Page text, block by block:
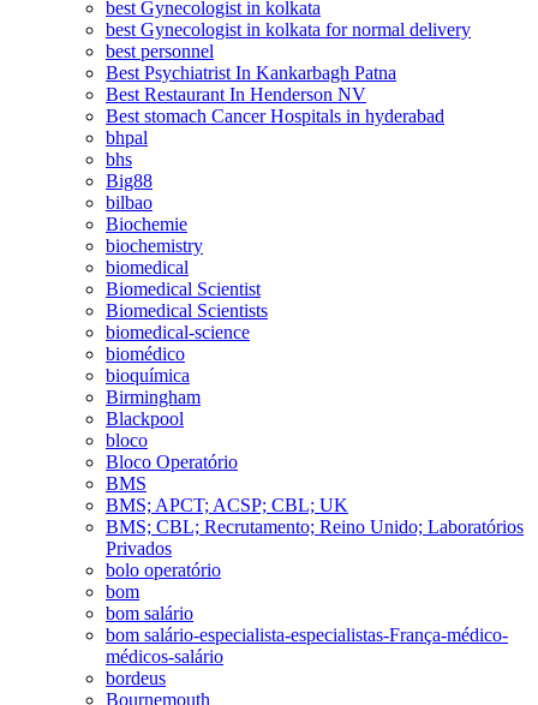
best Gynecologist in kolkata
best Gynecologist in kolkata for normal delivery
best personnel
Best Psychiatrist In Kankarbagh Patna
Best Restaurant In Henderson NV
Best stomach Cancer Hospitals in hyderabad
bhpal
bhs
Big88
bilbao
Biochemie
biochemistry
biomedical
Biomedical Scientist
Biomedical Scientists
biomedical-science
biomédico
bioquímica
Birmingham
Blackpool
bloco
Bloco Operatório
BMS
BMS; APCT; ACSP; CBL; UK
BMS; CBL; Recrutamento; Reino Unido; Laboratórios
Privados
bolo operatório
bom
bom salário
bom salário-especialista-especialistas-França-médico-
médicos-salário
bordeus
Bournemouth